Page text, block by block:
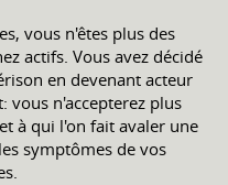
vous n'êtes plus des
actifs. Vous avez décidé
en devenant acteur
vous n'accepterez plus
à qui l'on fait avaler une
symptômes de vos